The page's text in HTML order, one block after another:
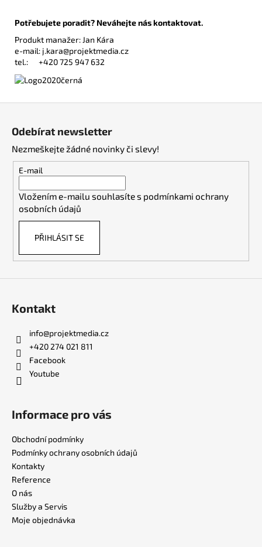
Potřebujete poradit? Neváhejte nás kontaktovat.
Produkt manažer: Jan Kára
e-mail: j.kara@projektmedia.cz
tel.:
+420 725 947 632
Odebírat newsletter
Nezmeškejte žádné novinky či slevy!
E-mail
Vložením e-mailu souhlasíte s podmínkami ochrany
osobních údajů
PŘIHLÁSIT SE
Kontakt
info@projektmedia.cz
+420 274 021 811
Facebook
Youtube
Informace pro vás
Obchodní podmínky
Podmínky ochrany osobních údajů
Kontakty
Reference
O nás
Služby a Servis
Moje objednávka